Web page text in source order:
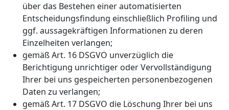
über das Bestehen einer automatisierten
Entscheidungsfindung einschließlich Profiling und
ggf. aussagekräftigen Informationen zu deren
Einzelheiten verlangen;
gemäß Art. 16 DSGVO unverzüglich die
Berichtigung unrichtiger oder Vervollständigung
Ihrer bei uns gespeicherten personenbezogenen
Daten zu verlangen;
gemäß Art. 17 DSGVO die Löschung Ihrer bei uns